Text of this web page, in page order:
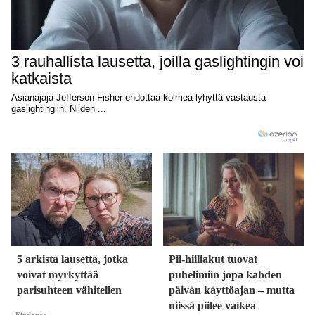
5 arkista lausetta, jotka
voivat myrkyttää
parisuhteen vähitellen
Pii-hiiliakut tuovat
puhelimiin jopa kahden
päivän käyttöajan – mutta
niissä piilee vaikea